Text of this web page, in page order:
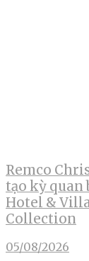
Remco
tạo kỳ quan
Hotel &
Collection
05/08/2026